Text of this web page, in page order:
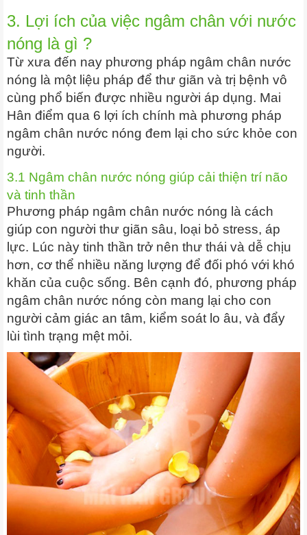
3. Lợi ích của việc ngâm chân với nước
nóng là gì ?
Từ xưa đến nay phương pháp ngâm chân nước
nóng là một liệu pháp để thư giãn và trị bệnh vô
cùng phổ biến được nhiều người áp dụng. Mai
Hân điểm qua 6 lợi ích chính mà phương pháp
ngâm chân nước nóng đem lại cho sức khỏe con
người.
3.1 Ngâm chân nước nóng giúp cải thiện trí não
và tinh thần
Phương pháp ngâm chân nước nóng là cách
giúp con người thư giãn sâu, loại bỏ stress, áp
lực. Lúc này tinh thần trở nên thư thái và dễ chịu
hơn, cơ thể nhiều năng lượng để đối phó với khó
khăn của cuộc sống. Bên cạnh đó, phương pháp
ngâm chân nước nóng còn mang lại cho con
người cảm giác an tâm, kiểm soát lo âu, và đẩy
lùi tình trạng mệt mỏi.